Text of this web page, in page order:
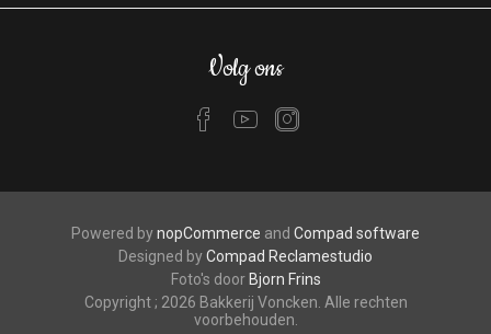
Volg ons
Powered bynopCommerce and Compad software
Designed byCompad Reclamestudio
Foto's door Bjorn Frins
Copyright ; 2026 Bakkerij Voncken. Alle rechten
voorbehouden.